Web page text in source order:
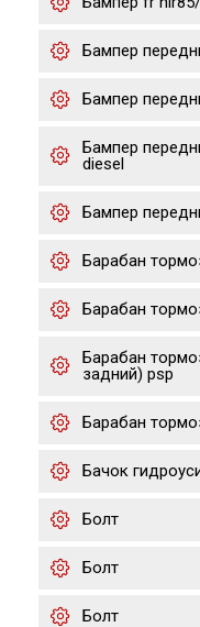
Бампер
Бампер
Бампер
diesel
Бампер
Барабан
Барабан
Барабан
задний) psp
Барабан
Бачок
Болт
Болт
Болт